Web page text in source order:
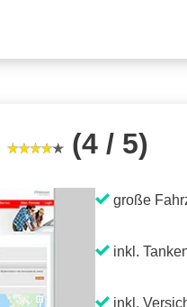
(4 / 5)
große
inkl.
inkl.